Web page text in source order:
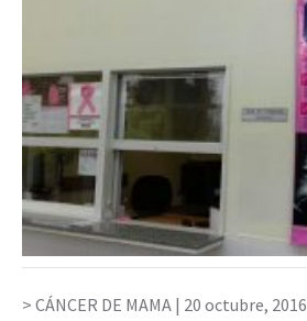
CÁNCER DE MAMA | 20 octubre, 2016